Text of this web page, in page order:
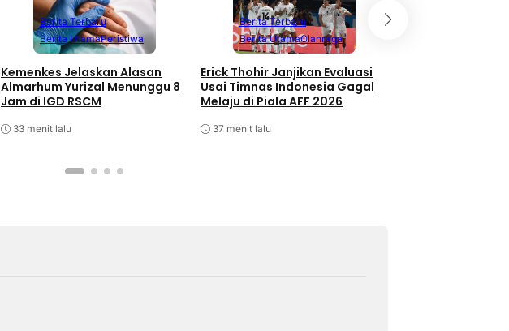
Berita Terbaru
Berita UtamaPeristiwa
Kemenkes Jelaskan Alasan
Almarhum Yurizal Menunggu 8
Jam di IGD RSCM
33 menit lalu
Berita Terbaru
Berita UtamaOlahraga
Erick Thohir Janjikan Evaluasi
Usai Timnas Indonesia Gagal
Melaju di Piala AFF 2026
37 menit lalu